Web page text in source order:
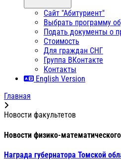
Сайт "Абитуриент"
Выбрать программу
Подать документы о
Стоимость
Для граждан СНГ
Группа ВКонтакте
Контакты
English Version
Главная
Новости факультетов
Новости физико-
Награда губернатора Томской